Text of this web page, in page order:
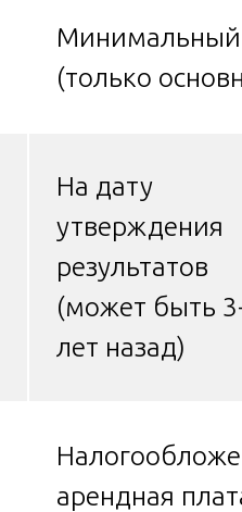
Минимальный
(только
На дату
утверждения
результатов
(может быть
лет назад)
арендная